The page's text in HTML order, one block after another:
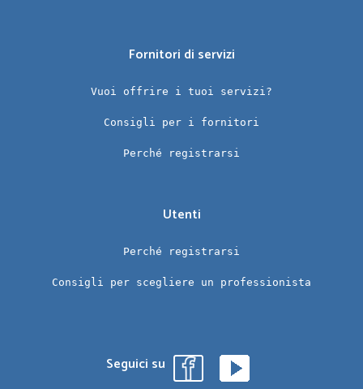
Fornitori di servizi
Vuoi offrire i tuoi servizi?
Consigli per i fornitori
Perché registrarsi
Utenti
Perché registrarsi
Consigli per scegliere un professionista
Seguici su